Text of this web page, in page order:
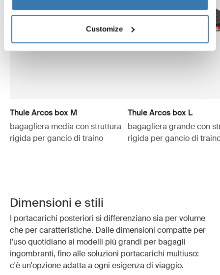
Customize
Thule Arcos box M
bagagliera media con struttura
rigida per gancio di traino
Thule Arcos box L
bagagliera grande con
rigida per gancio di
Dimensioni e stili
I portacarichi posteriori si differenziano sia per volume
che per caratteristiche. Dalle dimensioni compatte per
l'uso quotidiano ai modelli più grandi per bagagli
ingombranti, fino alle soluzioni portacarichi multiuso:
c'è un'opzione adatta a ogni esigenza di viaggio.